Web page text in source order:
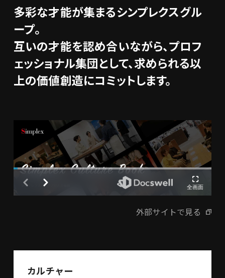
多彩な才能が集まるシンプレクスグル
ープ。
互いの才能を認め合いながら、プロフ
ェッショナル集団として、求められる以
上の価値創造にコミットします。
外部サイトで見る
カルチャー